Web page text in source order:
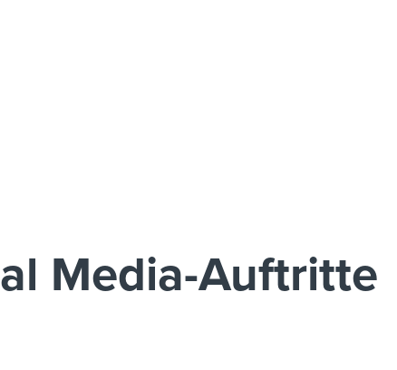
Media-Auftritte